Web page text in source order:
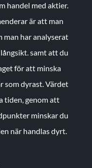
handel med aktier.
är att man
man har analyserat
samt att du
för att minska
som dyrast. Värdet
tiden, genom att
minskar du
när handlas dyrt.